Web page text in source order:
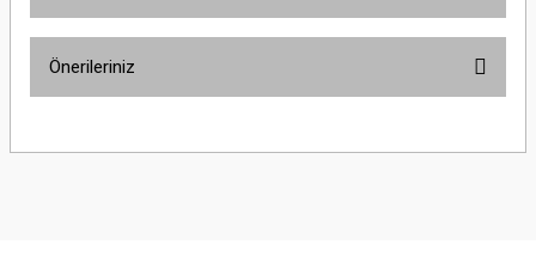
Önerileriniz
yetersiz gördüğünüz noktaları öneri formunu kullanarak tarafımıza